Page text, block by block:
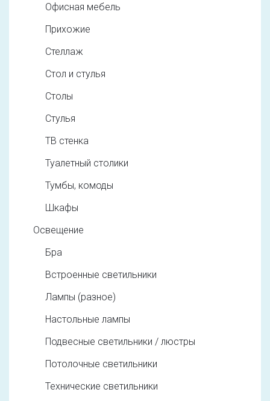
Офисная мебель
Прихожие
Стеллаж
Стол и стулья
Столы
Стулья
ТВ стенка
Туалетный столики
Тумбы, комоды
Шкафы
Освещение
Бра
Встроенные светильники
Лампы (разное)
Настольные лампы
Подвесные светильники / люстры
Потолочные светильники
Технические светильники